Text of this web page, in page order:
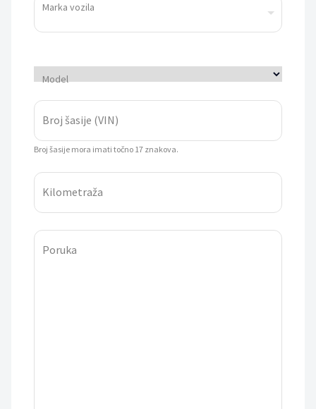
Marka vozila
Model
Broj šasije (VIN)
Broj šasije mora imati točno 17 znakova.
Kilometraža
Poruka